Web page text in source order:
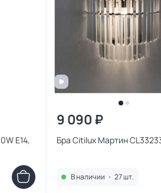
E14,
9 090 ₽
Бра Citilux Мартин
В наличии • 27 шт.